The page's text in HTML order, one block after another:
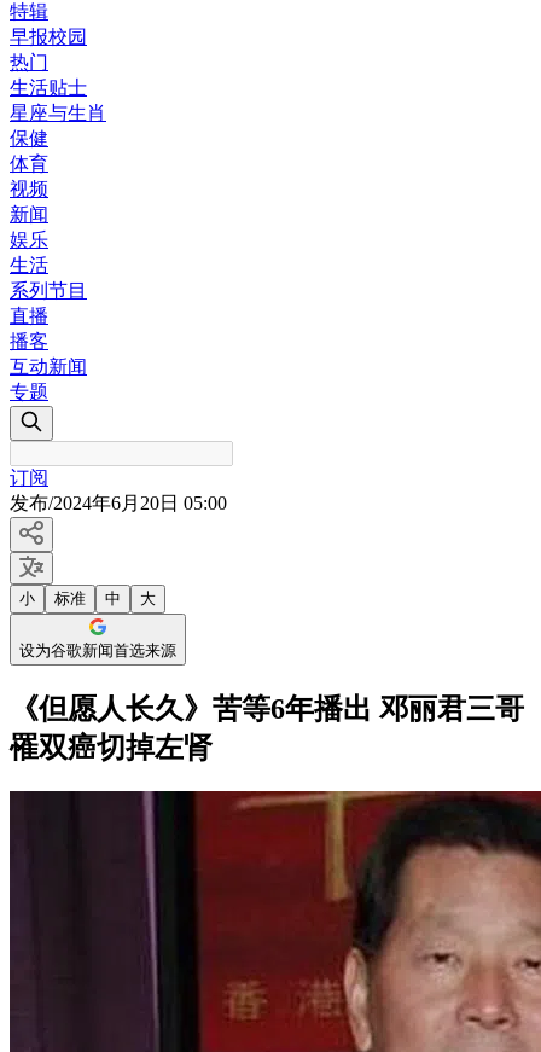
特辑
早报校园
热门
生活贴士
星座与生肖
保健
体育
视频
新闻
娱乐
生活
系列节目
直播
播客
互动新闻
专题
订阅
发布/2024年6月20日 05:00
小 标准 中 大
设为谷歌新闻首选来源
《但愿人长久》苦等6年播出 邓丽君三哥
罹双癌切掉左肾